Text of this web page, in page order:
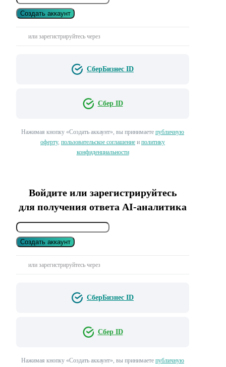
Создать аккаунт
или зарегистрируйтесь через
СберБизнес ID
Сбер ID
Нажимая кнопку «Создать аккаунт», вы принимаете публичную
оферту, пользовательское соглашение и политику
конфиденциальности
Войдите или зарегистрируйтесь
для получения ответа AI-аналитика
Создать аккаунт
или зарегистрируйтесь через
СберБизнес ID
Сбер ID
Нажимая кнопку «Создать аккаунт», вы принимаете публичную